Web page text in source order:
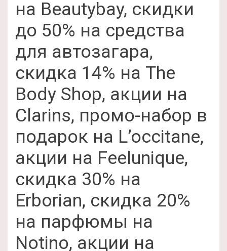
на Beautybay, скидки
до 50% на средства
для автозагара,
скидка 14% на The
Body Shop, акции на
Clarins, промо-набор в
подарок на L’occitane,
акции на Feelunique,
скидка 30% на
Erborian, скидка 20%
на парфюмы на
Notino, акции на